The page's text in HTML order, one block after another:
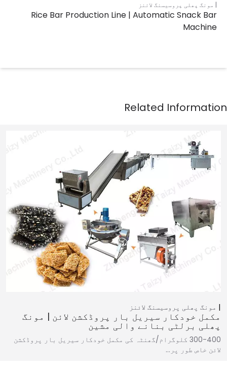
مونگ پھلی پروسیسنگ لائنز
Rice Bar Production Line | Automatic Snack Bar
Machine
مونگ پھلی پروسیسنگ لائنز
مکمل خودکار سیریل بار پروڈکشن لائن | مونگ
پھلی برلٹی بنانے والی مشین
300-400 کلوگرام/گھنٹہ کی مکمل خودکار سیریل بار پروڈکشن
لائن خاص طور پر…